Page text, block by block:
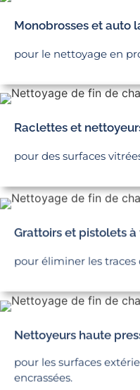
Monobrosses et auto
pour le nettoyage en
Raclettes et
pour des surfaces
Grattoirs et pistolets à
pour éliminer les
Nettoyeurs haute
pour les surfaces
encrassées.